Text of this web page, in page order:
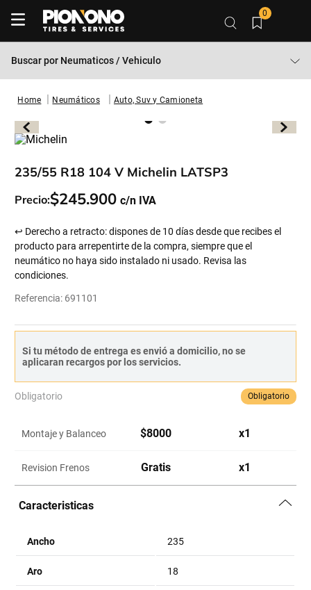
0
Buscar por Neumaticos / Vehiculo
Neumáticos Auto, Suv y Camioneta
235/55 R18 104 V Michelin LATSP3
Precio:$245.900
↩ Derecho a retracto: dispones de 10 días desde que recibes el
producto para arrepentirte de la compra, siempre que el
neumático no haya sido instalado ni usado. Revisa las
condiciones.
Referencia: 691101
Si tu método de entrega es envió a domicilio, no se
aplicaran recargos por los servicios.
Obligatorio Obligatorio
Montaje y Balanceo $8000 x1
Revision Frenos Gratis x1
Caracteristicas
Ancho 235
Aro 18